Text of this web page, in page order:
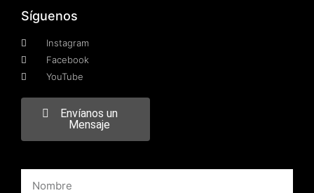
Síguenos
Instagram
Facebook
YouTube
Envíanos un
Mensaje